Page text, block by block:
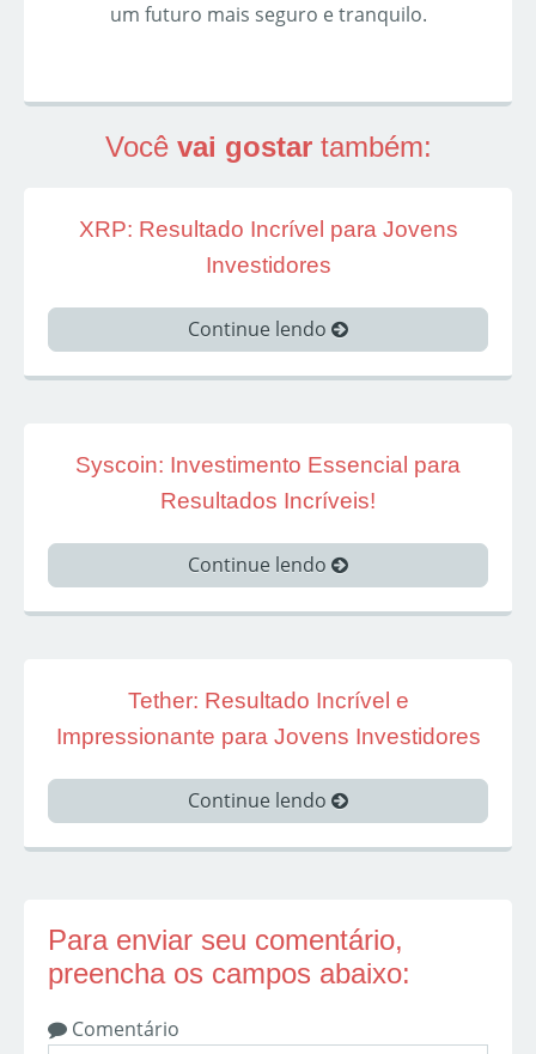
um futuro mais seguro e tranquilo.
Você vai gostartambém:
XRP: Resultado Incrível para Jovens
Investidores
Continue lendo
Syscoin: Investimento Essencial para
Resultados Incríveis!
Continue lendo
Tether: Resultado Incrível e
Impressionante para Jovens Investidores
Continue lendo
Para enviar seu comentário,
preencha os campos abaixo:
Comentário